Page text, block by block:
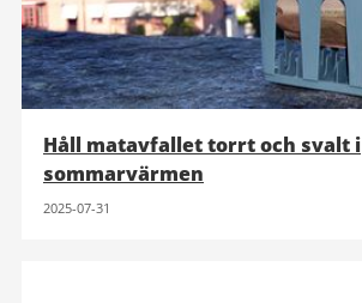
Håll matavfallet torrt och svalt i
sommarvärmen
2025-07-31